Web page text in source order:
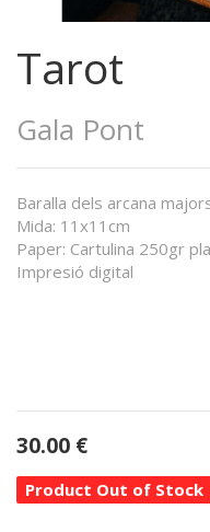
Tarot
Gala Pont
Baralla dels arcana
Mida: 11x11cm
Paper: Cartulina 250gr
Impresió digital
30.00 €
Product Out of Stock